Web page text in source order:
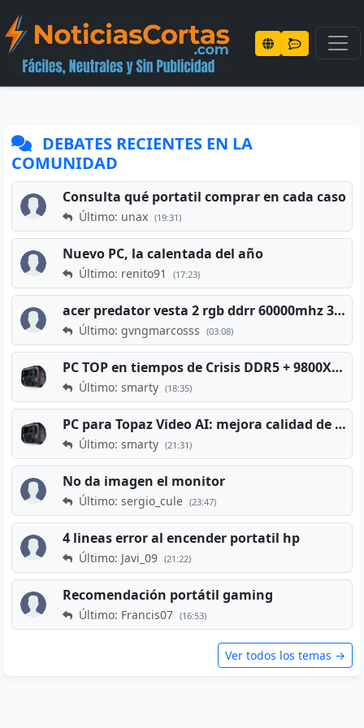
DEBATES RECIENTES EN LA
COMUNIDAD
Consulta qué portatil comprar en cada caso
Último: unax (19:31)
Nuevo PC, la calentada del año
Último: renito91 (17:23)
acer predator vesta 2 rgb ddrr 60000mhz 32gb x2 16gb
Último: gvngmarcosss (03:08)
PC TOP en tiempos de Crisis DDR5 + 9800X3D + RTX 5080 [2026][2400€]
Último: smarty (18:35)
PC para Topaz Video AI: mejora calidad de vídeos viejos
Último: smarty (21:31)
No da imagen el monitor
Último: sergio_cule (23:47)
4 lineas error al encender portatil hp
Último: Javi_09 (21:22)
Recomendación portátil gaming
Último: Francis07 (16:53)
Ver todos los temas →